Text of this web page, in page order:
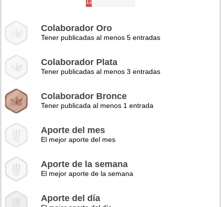
12%
Colaborador Oro
Tener publicadas al menos 5 entradas
Colaborador Plata
Tener publicadas al menos 3 entradas
Colaborador Bronce
Tener publicada al menos 1 entrada
Aporte del mes
El mejor aporte del mes
Aporte de la semana
El mejor aporte de la semana
Aporte del día